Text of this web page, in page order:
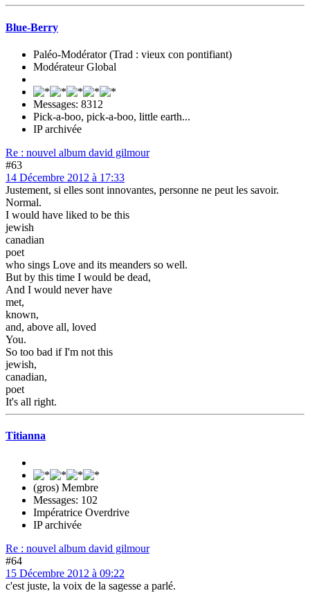
Blue-Berry
Paléo-Modérator (Trad : vieux con pontifiant)
Modérateur Global
Messages: 8312
Pick-a-boo, pick-a-boo, little earth...
IP archivée
Re : nouvel album david gilmour
#63
14 Décembre 2012 à 17:33
Justement, si elles sont innovantes, personne ne peut les savoir.
Normal.
I would have liked to be this
jewish
canadian
poet
who sings Love and its meanders so well.
But by this time I would be dead,
And I would never have
met,
known,
and, above all, loved
You.
So too bad if I'm not this
jewish,
canadian,
poet
It's all right.
Titianna
(gros) Membre
Messages: 102
Impératrice Overdrive
IP archivée
Re : nouvel album david gilmour
#64
15 Décembre 2012 à 09:22
c'est juste, la voix de la sagesse a parlé.